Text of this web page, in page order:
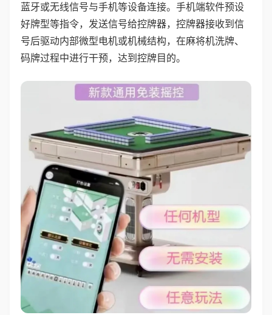
蓝牙或无线信号与手机等设备连接。手机端软件预设
好牌型等指令，发送信号给控牌器，控牌器接收到信
号后驱动内部微型电机或机械结构，在麻将机洗牌、
码牌过程中进行干预，达到控牌目的。